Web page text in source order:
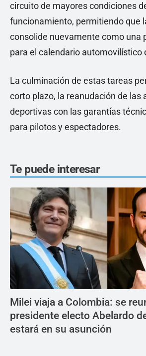
circuito de mayores condiciones
funcionamiento, permitiendo que
consolide nuevamente como una
para el calendario automovilístico
La culminación de estas tareas
corto plazo, la reanudación de las
deportivas con las garantías
para pilotos y espectadores.
Te puede interesar
Milei viaja a Colombia: se
presidente electo Abelardo
estará en su asunción